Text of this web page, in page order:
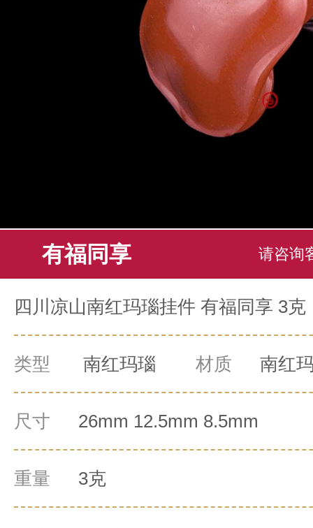
有福同享 请咨询
四川凉山南红玛瑙挂件 有福同享 3克
类型 南红玛瑙 材质 南红
尺寸 26mm 12.5mm 8.5mm
重量 3克